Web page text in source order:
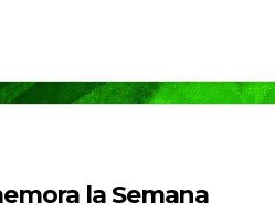
la Semana